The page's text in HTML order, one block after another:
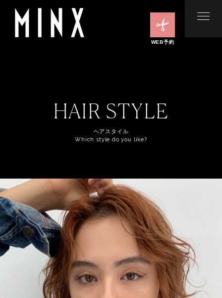
WEB予約
HAIR STYLE
ヘアスタイル
Which style do you like?